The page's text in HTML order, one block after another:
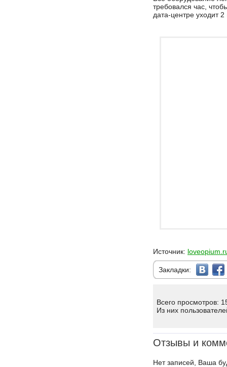
требовался час,
дата-центре уходит
Источник:
Закладки:
Всего просмотров:
Из них
Отзывы и
Нет записей, Ваша